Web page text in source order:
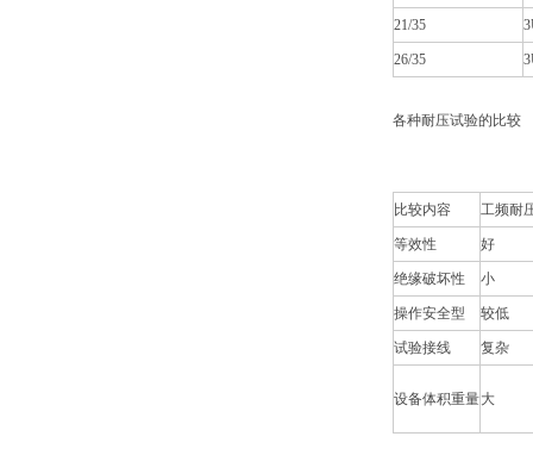
21/35
26/35
各种耐压试验的比较
比较内容 工频耐
等效性 好
绝缘破坏性 小
操作安全型 较低
试验接线 复杂
设备体积重量大